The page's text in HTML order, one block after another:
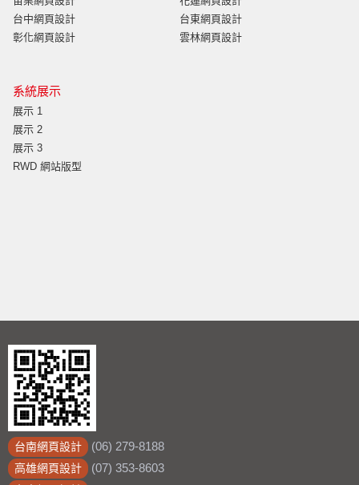
台中網頁設計
彰化網頁設計
台東網頁設計
雲林網頁設計
系統展示
展示 1
展示 2
展示 3
RWD 網站版型
台南網頁設計 (06) 279-8188
高雄網頁設計 (07) 353-8603